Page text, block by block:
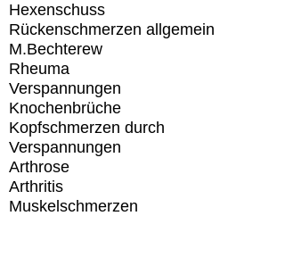
Hexenschuss
Rückenschmerzen allgemein
M.Bechterew
Rheuma
Verspannungen
Knochenbrüche
Kopfschmerzen durch
Verspannungen
Arthrose
Arthritis
Muskelschmerzen